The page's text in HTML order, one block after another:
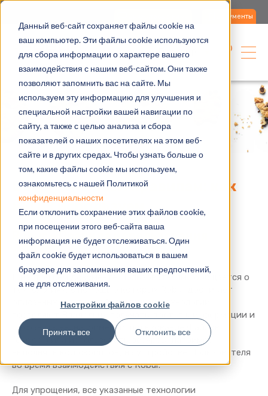
Данный веб-сайт сохраняет файлы cookie на
ваш компьютер. Эти файлы cookie используются
для сбора информации о характере вашего
взаимодействия с нашим веб-сайтом. Они также
позволяют запомнить вас на сайте. Мы
используем эту информацию для улучшения и
специальной настройки вашей навигации по
сайту, а также с целью анализа и сбора
показателей о наших посетителях на этом веб-
сайте и в других средах. Чтобы узнать больше о
том, какие файлы cookie мы используем,
ознакомьтесь с нашей Политикой
конфиденциальности
Если отклонить сохранение этих файлов cookie,
при посещении этого веб-сайта ваша
информация не будет отслеживаться. Один
файл cookie будет использоваться в вашем
браузере для запоминания ваших предпочтений,
а не для отслеживания.
Настройки файлов cookie
Принять все Отклонить все
Документы
Русский
Cookies по всем правилам: как
мы их используем
Robur – Правила использования
«cookie»
В настоящем документе Пользователям сообщается о
технологиях, с помощью которых Robur достигает
описанных ниже целей. Указанные технологии
позволяют Владельцу получать доступ к информации и
сохранять ее (например, использование Файлов
“cookie”) или использовать ресурсы (например,
выполнять код скриптов) на устройстве Пользователя
во время взаимодействия с Robur.
Для упрощения, все указанные технологии